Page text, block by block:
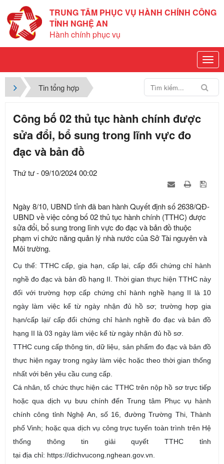
TRUNG TÂM PHỤC VỤ HÀNH CHÍNH CÔNG
TỈNH NGHỆ AN
Hành chính phục vụ
Tin tổng hợp
Công bố 02 thủ tục hành chính được
sửa đổi, bổ sung trong lĩnh vực đo
đạc và bản đồ
Thứ tư - 09/10/2024 00:02
Ngày 8/10, UBND tỉnh đã ban hành Quyết định số 2638/QĐ-
UBND về việc công bố 02 thủ tục hành chính (TTHC) được
sửa đổi, bổ sung trong lĩnh vực đo đạc và bản đồ thuộc
phạm vi chức năng quản lý nhà nước của Sở Tài nguyên và
Môi trường.
Cụ thể: TTHC cấp, gia hạn, cấp lại, cấp đổi chứng chỉ hành
nghề đo đạc và bản đồ hạng II. Thời gian thực hiện TTHC này
đối với trường hợp cấp chứng chỉ hành nghề hạng II là 10
ngày làm việckể từ ngày nhận đủ hồ sơ; trường hợp gia
hạn/cấp lại/ cấp đổi chứng chỉ hành nghề đo đạc và bản đồ
hạng II là 03 ngày làm việc kể từ ngày nhận đủ hồ sơ.
TTHC cung cấp thông tin, dữ liệu, sản phẩm đo đạc và bản đồ
thực hiện ngay trong ngày làm việc hoặc theo thời gian thống
nhất với bên yêu cầu cung cấp.
Cá nhân, tổ chức thực hiện các TTHC trên nộp hồ sơ trực tiếp
hoặc qua dịch vụ bưu chínhđến Trung tâm Phục vụ hành
chính công tỉnh Nghệ An, số 16, đường Trường Thi, Thành
phố Vinh; hoặc qua dịch vụ công trực tuyến toàn trình trên Hệ
thống thông tin giải quyết TTHC tỉnh
tại địa chỉ: https://dichvucong.nghean.gov.vn